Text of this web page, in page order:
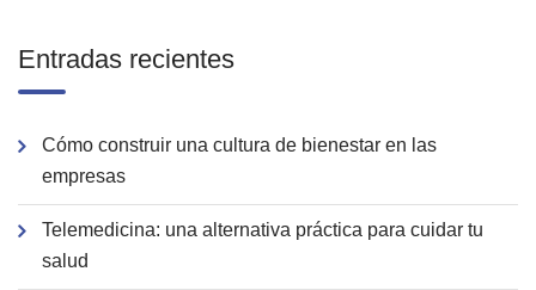
Entradas recientes
Cómo construir una cultura de bienestar en las
empresas
Telemedicina: una alternativa práctica para cuidar tu
salud